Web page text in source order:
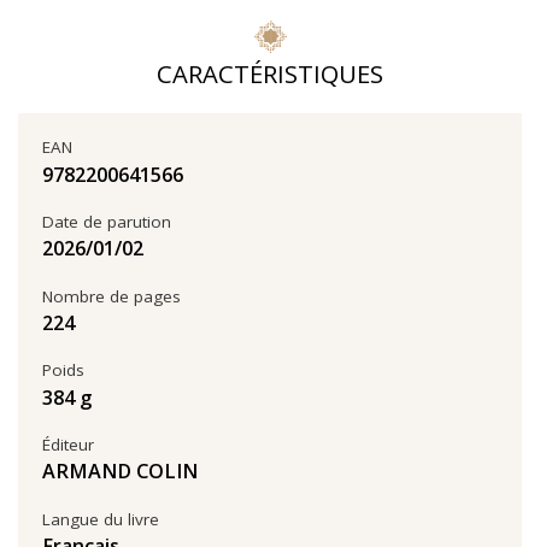
CARACTÉRISTIQUES
EAN
9782200641566
Date de parution
02‏/01‏/2026
Poids
384 g
Éditeur
ARMAND COLIN
Nombre de pages
224
Langue du livre